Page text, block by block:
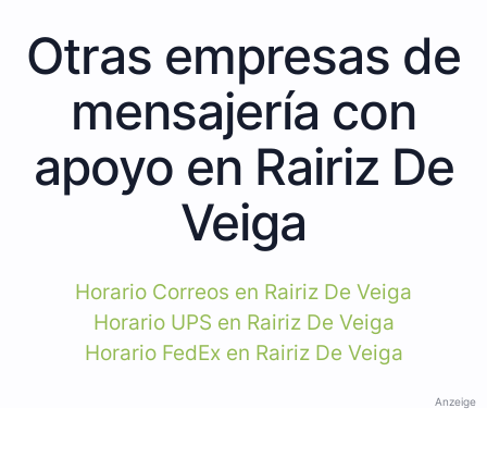
Otras empresas de
mensajería con
apoyo en Rairiz De
Veiga
Horario Correos en Rairiz De Veiga
Horario UPS en Rairiz De Veiga
Horario FedEx en Rairiz De Veiga
Anzeige